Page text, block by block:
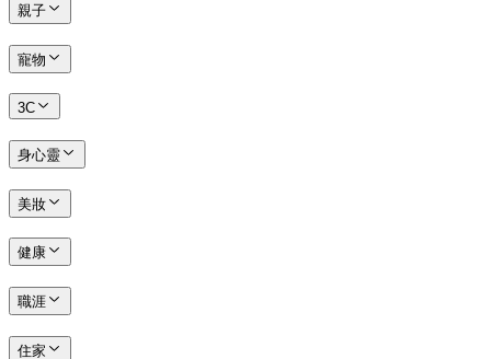
親子
寵物
3C
身心靈
美妝
健康
職涯
住家